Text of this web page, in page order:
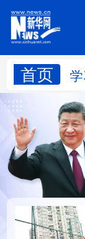
首页
学习进行时
国际
科技